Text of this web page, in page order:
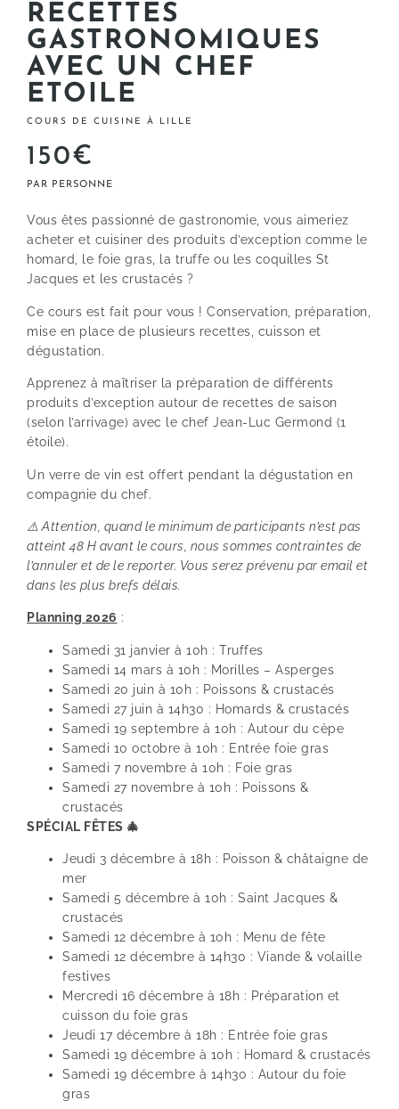
RECETTES
GASTRONOMIQUES
AVEC UN CHEF
ETOILE
COURS DE CUISINE À LILLE
150€
Vous êtes passionné de gastronomie, vous aimeriez
acheter et cuisiner des produits d’exception comme le
homard, le foie gras, la truffe ou les coquilles St
Jacques et les crustacés ?
Ce cours est fait pour vous ! Conservation, préparation,
mise en place de plusieurs recettes, cuisson et
dégustation.
Apprenez à maîtriser la préparation de différents
produits d’exception autour de recettes de saison
(selon l’arrivage) avec le chef Jean-Luc Germond (1
étoile).
Un verre de vin est offert pendant la dégustation en
compagnie du chef.
⚠️ Attention, quand le minimum de participants n’est pas
atteint 48 H avant le cours, nous sommes contraintes de
l’annuler et de le reporter. Vous serez prévenu par email et
dans les plus brefs délais.
Planning 2026 :
Samedi 31 janvier à 10h : Truffes
Samedi 14 mars à 10h : Morilles – Asperges
Samedi 20 juin à 10h : Poissons & crustacés
Samedi 27 juin à 14h30 : Homards & crustacés
Samedi 19 septembre à 10h : Autour du cèpe
Samedi 10 octobre à 10h : Entrée foie gras
Samedi 7 novembre à 10h : Foie gras
Samedi 27 novembre à 10h : Poissons &
crustacés
SPÉCIAL FÊTES 🎄
Jeudi 3 décembre à 18h : Poisson & châtaigne de
mer
Samedi 5 décembre à 10h : Saint Jacques &
crustacés
Samedi 12 décembre à 10h : Menu de fête
Samedi 12 décembre à 14h30 : Viande & volaille
festives
Mercredi 16 décembre à 18h : Préparation et
cuisson du foie gras
Jeudi 17 décembre à 18h : Entrée foie gras
Samedi 19 décembre à 10h : Homard & crustacés
Samedi 19 décembre à 14h30 : Autour du foie
gras